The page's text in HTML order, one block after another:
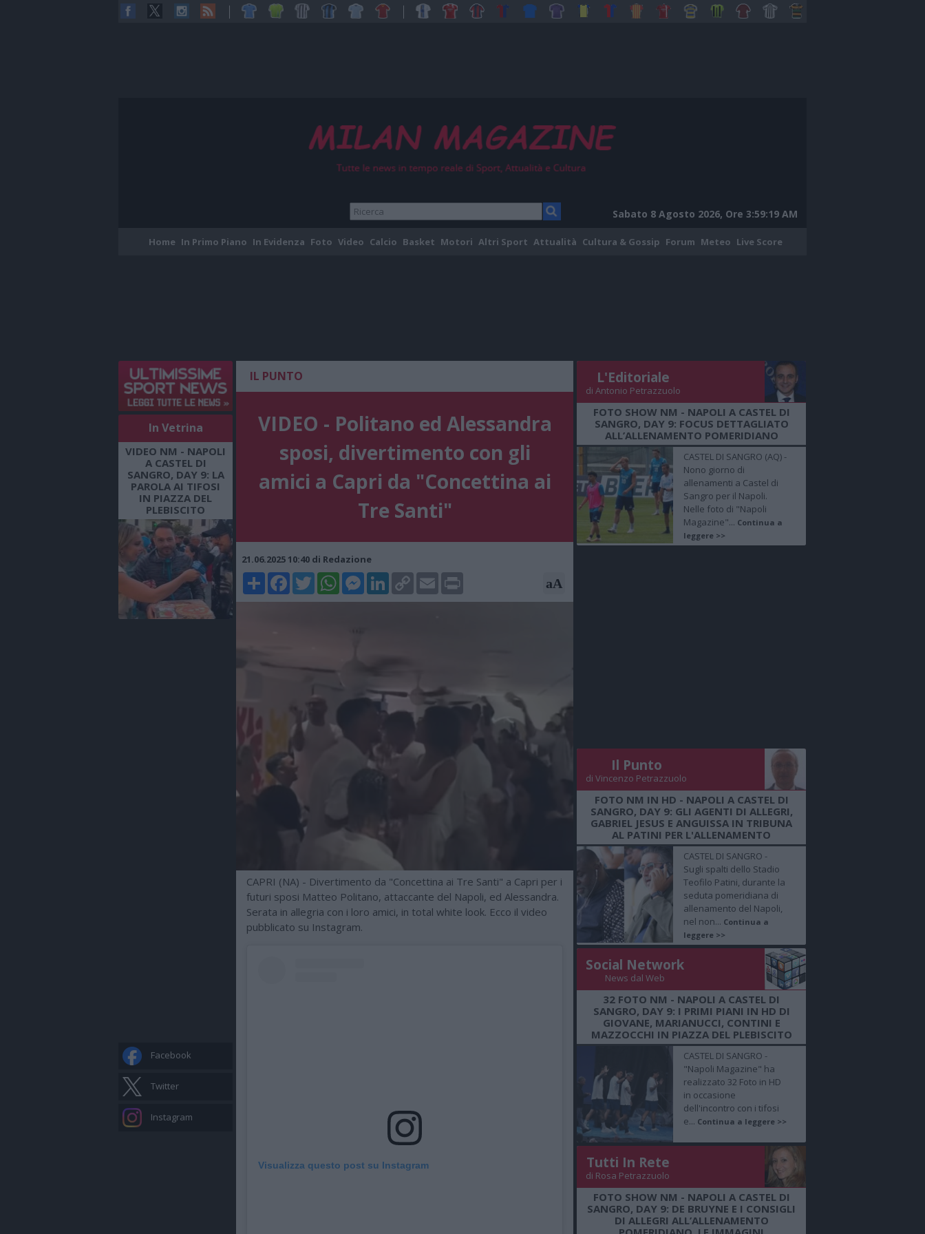
Sabato 8 Agosto 2026, Ore 3:59:20 AM
Home In Primo Piano In Evidenza Foto Video Calcio Basket Motori Altri Sport Attualità Cultura & Gossip Forum Meteo Live Score
In Vetrina
VIDEO NM - NAPOLI
A CASTEL DI
SANGRO, DAY 9: LA
PAROLA AI TIFOSI
IN PIAZZA DEL
PLEBISCITO
Facebook
Twitter
Instagram
IL PUNTO
VIDEO - Politano ed Alessandra
sposi, divertimento con gli
amici a Capri da "Concettina ai
Tre Santi"
21.06.2025 10:40 di Redazione
ShareFacebookTwitterWhatsAppMessenger
LinkedIn
Copy
Link
Email Print aA
CAPRI (NA) - Divertimento da "Concettina ai Tre Santi" a Capri per i
futuri sposi Matteo Politano, attaccante del Napoli, ed Alessandra.
Serata in allegria con i loro amici, in total white look. Ecco il video
pubblicato su Instagram.
Visualizza questo post su Instagram
L'Editoriale
di Antonio Petrazzuolo
FOTO SHOW NM - NAPOLI A CASTEL DI
SANGRO, DAY 9: FOCUS DETTAGLIATO
ALL’ALLENAMENTO POMERIDIANO
CASTEL DI SANGRO (AQ) -
Nono giorno di
allenamenti a Castel di
Sangro per il Napoli.
Nelle foto di "Napoli
Magazine"... Continua a
leggere >>
Il Punto
di Vincenzo Petrazzuolo
FOTO NM IN HD - NAPOLI A CASTEL DI
SANGRO, DAY 9: GLI AGENTI DI ALLEGRI,
GABRIEL JESUS E ANGUISSA IN TRIBUNA
AL PATINI PER L'ALLENAMENTO
CASTEL DI SANGRO -
Sugli spalti dello Stadio
Teofilo Patini, durante la
seduta pomeridiana di
allenamento del Napoli,
nel non... Continua a
leggere >>
Social Network
News dal Web
32 FOTO NM - NAPOLI A CASTEL DI
SANGRO, DAY 9: I PRIMI PIANI IN HD DI
GIOVANE, MARIANUCCI, CONTINI E
MAZZOCCHI IN PIAZZA DEL PLEBISCITO
CASTEL DI SANGRO -
"Napoli Magazine" ha
realizzato 32 Foto in HD
in occasione
dell'incontro con i tifosi
e... Continua a leggere >>
Tutti In Rete
di Rosa Petrazzuolo
FOTO SHOW NM - NAPOLI A CASTEL DI
SANGRO, DAY 9: DE BRUYNE E I CONSIGLI
DI ALLEGRI ALL’ALLENAMENTO